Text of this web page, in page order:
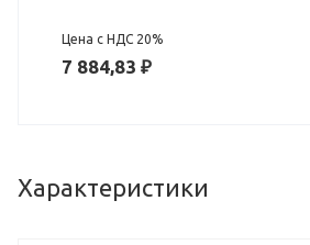
Цена с НДС 20%
7 884,83 ₽
Характеристики